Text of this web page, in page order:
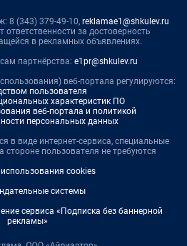
8 (343) 379-49-10, reklamae1@shkulev.ru
ответственности за достоверность
в рекламных объявлениях.
партнёрства: e1pr@shkulev.ru
веб-портала регулируются:
пользователя
характеристик ПО
веб-портала и политикой
персональных данных
в виде интернет-сервиса, специальные
стороне пользователя не требуются
cookies
системы
сервиса «Подписка без баннерной
рекламы»